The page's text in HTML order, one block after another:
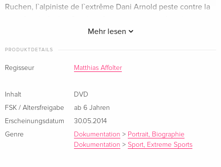
Mehr lesen
Ruchen, l`alpiniste de l`extrême Dani Arnold peste contre la
expédition au pilier ouest du Makalu pendant que Werner
d`Hérens.
alpinistes sont confrontés aux questions que chacun se pose
au quotidien: pour la réalisation de mes rêves, quel prix suis-
je prêt à payer? Le risque est-il nécessaire à la vie?
PRODUKTDETAILS
Regisseur Matthias Affolter
Inhalt
DVD
FSK / Altersfreigabe
ab 6 Jahren
Erscheinungsdatum
30.05.2014
Genre
Dokumentation > Portrait, Biographie
Dokumentation > Sport, Extreme Sports